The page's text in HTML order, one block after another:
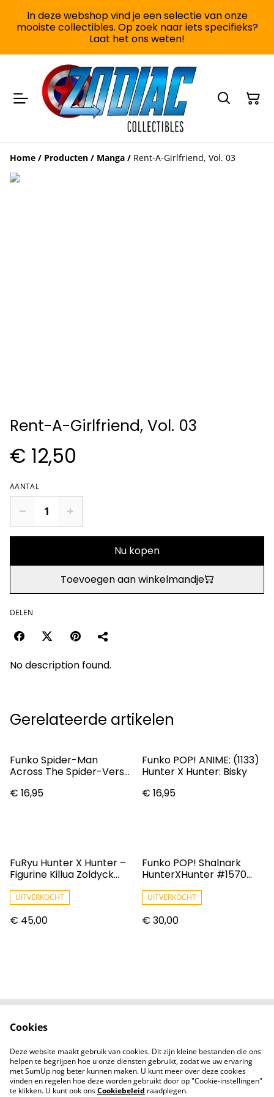
In deze webshop vind je een selectie van onze
mooiste collectibles. Op zoek naar iets specifieks?
Laat het ons weten!
Home / Producten / Manga / Rent-A-Girlfriend, Vol. 03
Rent-A-Girlfriend, Vol. 03
€ 12,50
AANTAL
Nu kopen
Toevoegen aan winkelmandje
DELEN
No description found.
Gerelateerde artikelen
Funko Spider-Man
Across The Spider-Verse
Vinyl
€ 16,95
Funko POP! ANIME: (1133)
Hunter X Hunter: Bisky
€ 16,95
FuRyu Hunter X Hunter –
Figurine Killua Zoldyck
Cm
UITVERKOCHT
€ 45,00
Funko POP! Shalnark
HunterXHunter #1570
UITVERKOCHT
€ 30,00
Privacybeleid
Cookiebeleid
Nieuwsberichten
Cookies
Deze website maakt gebruik van cookies. Dit zijn kleine bestanden die ons
helpen te begrijpen hoe u onze diensten gebruikt, zodat we uw ervaring
met SumUp nog beter kunnen maken. U kunt meer over deze cookies
vinden en regelen hoe deze worden gebruikt door op "Cookie-instellingen"
te klikken. U kunt ook onsCookiebeleid raadplegen.